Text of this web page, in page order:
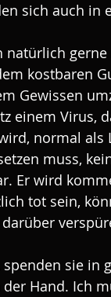
sich auch in
kostbaren
Gewissen
einem Virus,
normal
muss,
Er wird
tot sein,
sie in
Hand. Ich